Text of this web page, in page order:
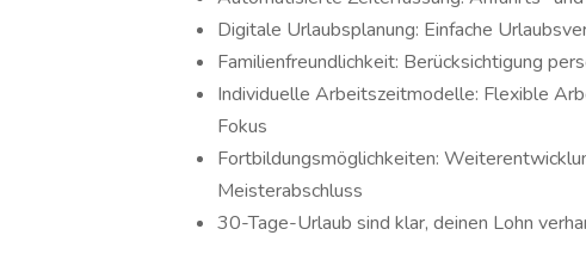
Digitale Urlaubsplanung: Einfache
Familienfreundlichkeit: Berücksichtigung
Individuelle Arbeitszeitmodelle: Flexible
Fokus
Fortbildungsmöglichkeiten:
Meisterabschluss
30-Tage-Urlaub sind klar, deinen Lohn